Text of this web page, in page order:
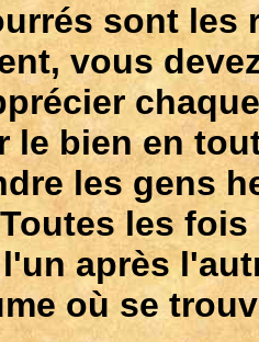
sont les
vous
le bien en
les gens
les
après
où se